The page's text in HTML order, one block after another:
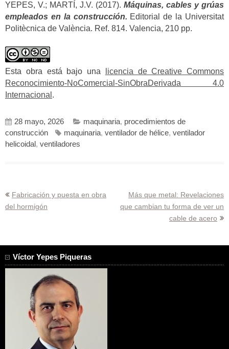
YEPES, V.; MARTÍ, J.V. (2017). Máquinas, cables y grúas
empleados en la construcción. Editorial de la Universitat
Politècnica de València. Ref. 814. Valencia, 210 pp.
Esta obra está bajo una
licencia de Creative Commons
Reconocimiento-NoComercial-SinObraDerivada 4.0
Internacional .
28 mayo, 2026 maquinaria, procedimientos de
construcción
maquinaria, ventilador de hélice, ventilador
helicoidal , ventiladores
Navegación
de
Fabricación y puesta en obra
del hormigón
Más que metal: Revelaciones
que cambian tu forma de ver un
cable de acero
Víctor Yepes Piqueras